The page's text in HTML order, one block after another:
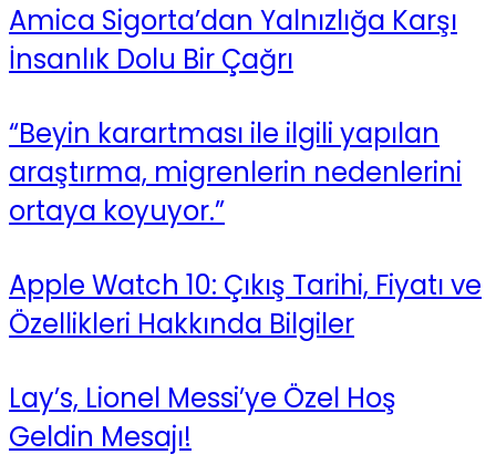
Amica Sigorta’dan Yalnızlığa Karşı
İnsanlık Dolu Bir Çağrı
“Beyin karartması ile ilgili yapılan
araştırma, migrenlerin nedenlerini
ortaya koyuyor.”
Apple Watch 10: Çıkış Tarihi, Fiyatı ve
Özellikleri Hakkında Bilgiler
Lay’s, Lionel Messi’ye Özel Hoş
Geldin Mesajı!